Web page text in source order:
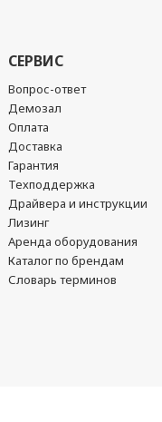
СЕРВИС
Вопрос-ответ
Демозал
Оплата
Доставка
Гарантия
Техподдержка
Драйвера и инструкции
Лизинг
Аренда оборудования
Каталог по брендам
Словарь терминов